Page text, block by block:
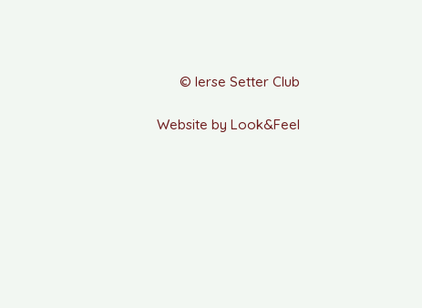
© Ierse Setter Club
Website by Look&Feel